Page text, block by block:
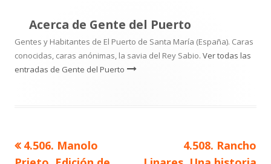
Acerca de Gente del Puerto
Gentes y Habitantes de El Puerto de Santa María (España). Caras
conocidas, caras anónimas, la savia del Rey Sabio. Ver todas las
entradas de Gente del Puerto
Navegación
Artículo
4.506. Manolo
Artículo
4.508. Rancho